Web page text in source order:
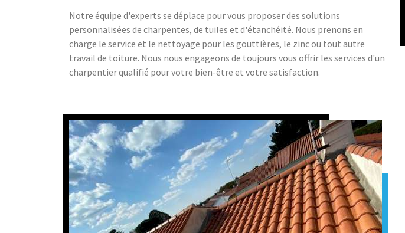
Notre équipe d'experts se déplace pour vous proposer des solutions
personnalisées de charpentes, de tuiles et d'étanchéité. Nous prenons en
charge le service et le nettoyage pour les gouttières, le zinc ou tout autre
travail de toiture. Nous nous engageons de toujours vous offrir les services d'un
charpentier qualifié pour votre bien-être et votre satisfaction.